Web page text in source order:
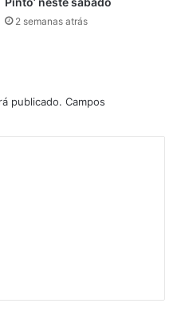
2 semanas atrás
publicado. Campos